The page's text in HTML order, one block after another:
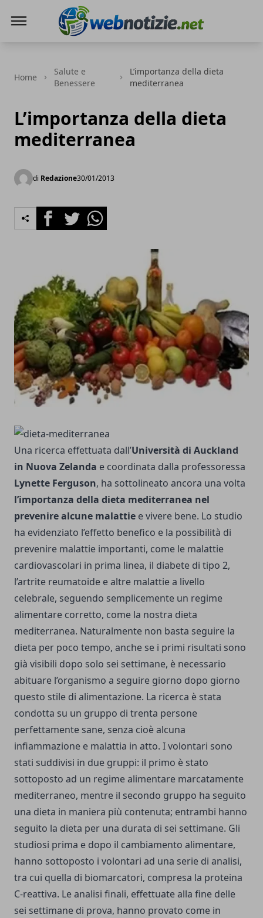
Home
Salute e
Benessere
L’importanza della dieta
mediterranea
L’importanza della dieta
mediterranea
di Redazione30/01/2013
FacebookTwitterWhatsapp
Una ricerca effettuata dall’Università di Auckland
in Nuova Zelanda e coordinata dalla professoressa
Lynette Ferguson, ha sottolineato ancora una volta
l’importanza della dieta mediterranea nel
prevenire alcune malattie e vivere bene. Lo studio
ha evidenziato l’effetto benefico e la possibilità di
prevenire malattie importanti, come le malattie
cardiovascolari in prima linea, il diabete di tipo 2,
l’artrite reumatoide e altre malattie a livello
celebrale, seguendo semplicemente un regime
alimentare corretto, come la nostra dieta
mediterranea. Naturalmente non basta seguire la
dieta per poco tempo, anche se i primi risultati sono
già visibili dopo solo sei settimane, è necessario
abituare l’organismo a seguire giorno dopo giorno
questo stile di alimentazione. La ricerca è stata
condotta su un gruppo di trenta persone
perfettamente sane, senza cioè alcuna
infiammazione e malattia in atto. I volontari sono
stati suddivisi in due gruppi: il primo è stato
sottoposto ad un regime alimentare marcatamente
mediterraneo, mentre il secondo gruppo ha seguito
una dieta in maniera più contenuta; entrambi hanno
seguito la dieta per una durata di sei settimane. Gli
studiosi prima e dopo il cambiamento alimentare,
hanno sottoposto i volontari ad una serie di analisi,
tra cui quella di biomarcatori, compresa la proteina
C-reattiva. Le analisi finali, effettuate alla fine delle
sei settimane di prova, hanno provato come in